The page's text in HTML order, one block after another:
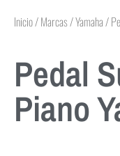
Inicio/Marcas/Yamaha/
Pedal
Piano